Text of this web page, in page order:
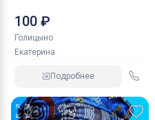
100 ₽
Голицыно
Екатерина
Подробнее